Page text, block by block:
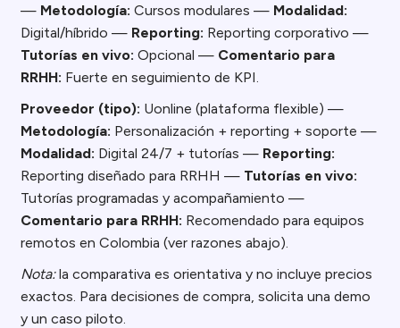
— Metodología: Cursos modulares — Modalidad:
Digital/híbrido — Reporting: Reporting corporativo —
Tutorías en vivo: Opcional — Comentario para
RRHH: Fuerte en seguimiento de KPI.
Proveedor (tipo): Uonline (plataforma flexible) —
Metodología: Personalización + reporting + soporte —
Modalidad: Digital 24/7 + tutorías — Reporting:
Reporting diseñado para RRHH — Tutorías en vivo:
Tutorías programadas y acompañamiento —
Comentario para RRHH: Recomendado para equipos
remotos en Colombia (ver razones abajo).
Nota:la comparativa es orientativa y no incluye precios
exactos. Para decisiones de compra, solicita una demo
y un caso piloto.